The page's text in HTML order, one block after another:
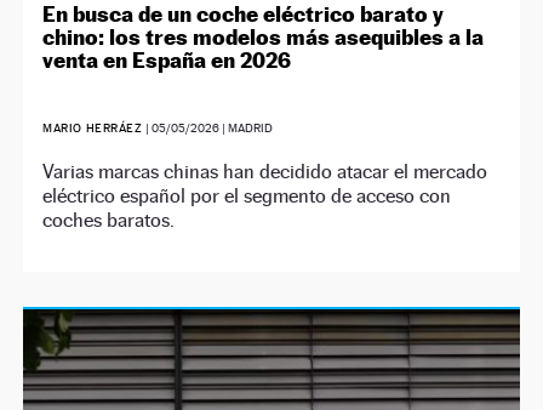
En busca de un coche eléctrico barato y
chino: los tres modelos más asequibles a la
venta en España en 2026
MARIO HERRÁEZ | 05/05/2026| MADRID
Varias marcas chinas han decidido atacar el mercado
eléctrico español por el segmento de acceso con
coches baratos.